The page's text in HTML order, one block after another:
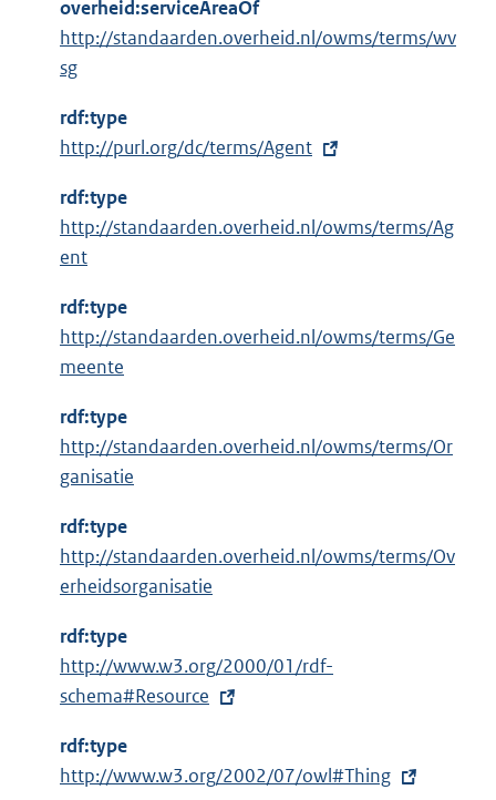
overheid:serviceAreaOf
http://standaarden.overheid.nl/owms/terms/wv
sg
rdf:type
E
t
e
r
e
n
k
:
http://purl.org/dc/terms/Agent
rdf:type
http://standaarden.overheid.nl/owms/terms/Ag
ent
rdf:type
http://standaarden.overheid.nl/owms/terms/Ge
meente
rdf:type
http://standaarden.overheid.nl/owms/terms/Or
ganisatie
rdf:type
http://standaarden.overheid.nl/owms/terms/Ov
erheidsorganisatie
rdf:type
E
x
e
r
http://www.w3.org/2000/01/rdf-
schema#Resource
rdf:type
E
http://www.w3.org/2002/07/owl#Thing